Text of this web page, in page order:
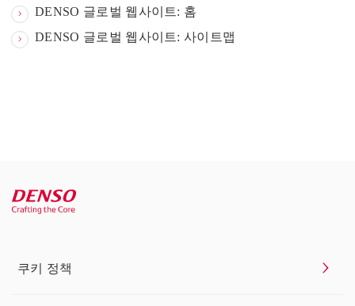
DENSO 글로벌 웹사이트: 홈
DENSO 글로벌 웹사이트: 사이트맵
쿠키 정책